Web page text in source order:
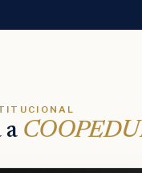
a